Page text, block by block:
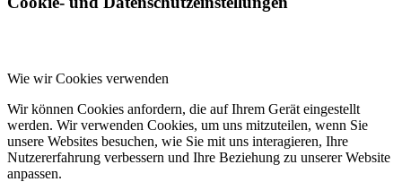
Wie wir Cookies verwenden
Wir können Cookies anfordern, die auf Ihrem Gerät eingestellt
werden. Wir verwenden Cookies, um uns mitzuteilen, wenn Sie
unsere Websites besuchen, wie Sie mit uns interagieren, Ihre
Nutzererfahrung verbessern und Ihre Beziehung zu unserer Website
anpassen.